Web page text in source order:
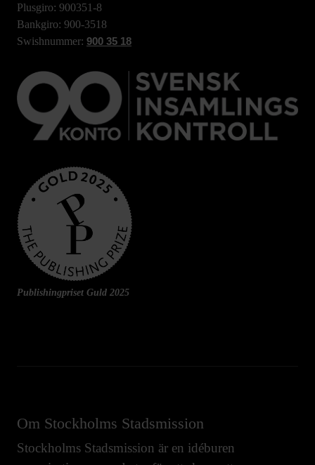
Plusgiro: 900351-8
Bankgiro: 900-3518
Swishnummer: 900 35 18
Publishingpriset Guld 2025
Om Stockholms Stadsmission
Stockholms Stadsmission är en idéburen